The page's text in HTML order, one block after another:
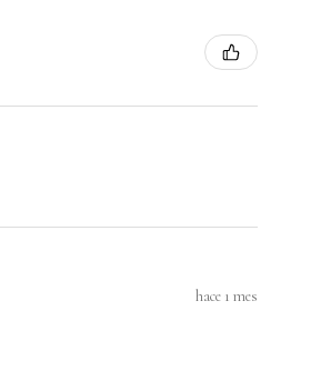
hace 1 mes